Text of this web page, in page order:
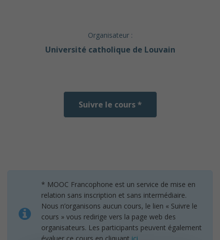
Organisateur :
Université catholique de Louvain
Suivre le cours *
* MOOC Francophone est un service de mise en
relation sans inscription et sans intermédiaire.
Nous n’organisons aucun cours, le lien « Suivre le
cours » vous redirige vers la page web des
organisateurs. Les participants peuvent également